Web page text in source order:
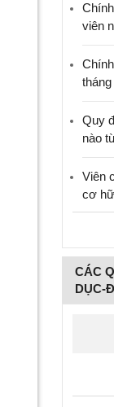
viên
Quy
nào
Viên
cơ
CÁC
DỤC-